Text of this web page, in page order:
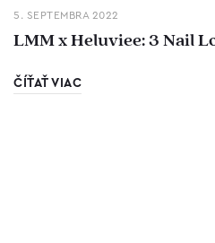
5. SEPTEMBRA 2022
LMM x Heluviee: 3 Nail
ČÍŤAŤ VIAC